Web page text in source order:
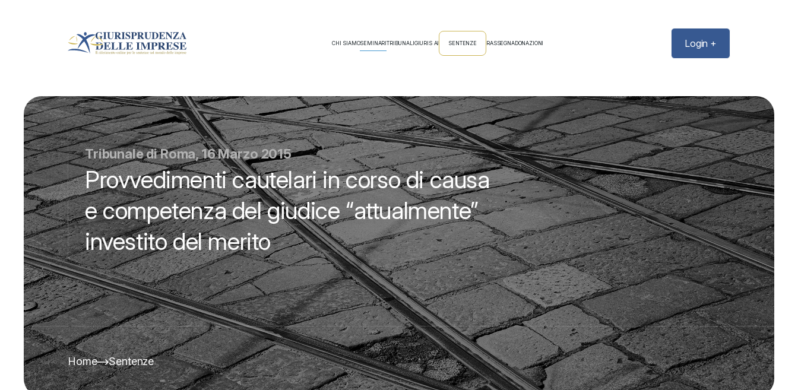
CHI SIAMOSEMINARITRIBUNALIGIURIS AI SENTENZE RASSEGNADONAZIONI Login +
Tribunale di Roma, 16 Marzo 2015
Provvedimenti cautelari in corso di causa
e competenza del giudice “attualmente”
investito del merito
Home Sentenze